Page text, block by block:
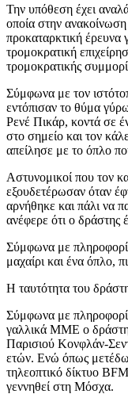
Την υπόθεση έχει
οποία στην ανακοίνωση
προκαταρκτική έρευνα
τρομοκρατική
τρομοκρατικής
Σύμφωνα με τον
εντόπισαν το θύμα
Ρενέ Πικάρ, κοντά σε
στο σημείο και τον
απείλησε με το όπλο
Αστυνομικοί που τον
εξουδετέρωσαν όταν
αρνήθηκε και πάλι να
ανέφερε ότι ο δράστης
Σύμφωνα με
μαχαίρι και ένα όπλο,
Η ταυτότητα του
Σύμφωνα με
γαλλικά ΜΜΕ ο
Παρισιού Κονφλάν-
ετών. Ενώ όπως
τηλεοπτικό δίκτυο
γεννηθεί στη Μόσχα.